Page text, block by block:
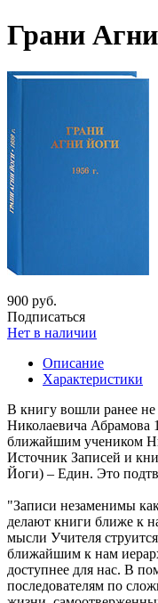
Грани
900 руб.
Подписаться
Нет в наличии
Описание
Характеристики
В книгу вошли ранее
Николаевича Абрамова
ближайшим учеником
Источник Записей и
Йоги) – Един. Это
"Записи незаменимы
делают книги ближе к
мысли Учителя
ближайшим к нам
доступнее для нас. В
последователям по